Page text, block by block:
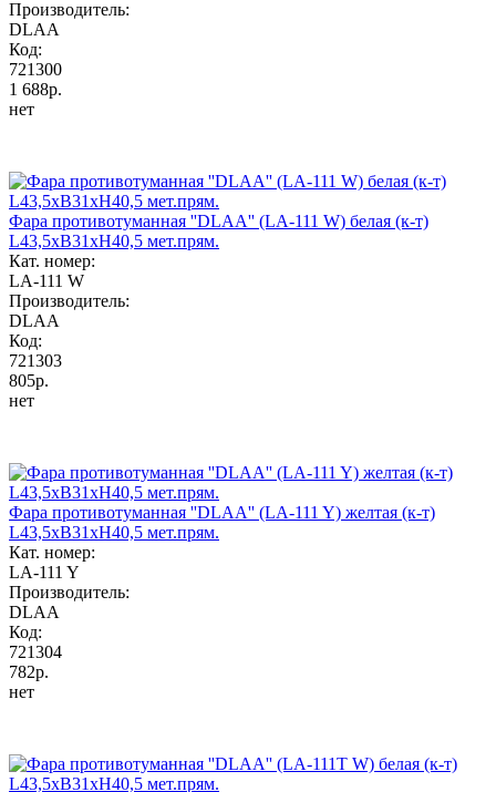
Производитель:
DLAA
Код:
721300
1 688р.
нет
Фара противотуманная ''DLAA'' (LA-111 W) белая (к-т)
L43,5хB31хH40,5 мет.прям.
Кат. номер:
LA-111 W
Производитель:
DLAA
Код:
721303
805р.
нет
Фара противотуманная ''DLAA'' (LA-111 Y) желтая (к-т)
L43,5хB31хH40,5 мет.прям.
Кат. номер:
LA-111 Y
Производитель:
DLAA
Код:
721304
782р.
нет